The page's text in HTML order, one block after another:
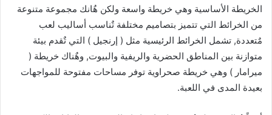
الخريطة الأساسية وهي خريطة واسعة ولكن هٌانك مجموعة متنوعة
من الخرائط التي تتميز بتصاميم مختلفة تٌناسب أساليب لعب
مٌتعددة, تشمل الخرائط الرئيسية مثل ( إرنجيل ) التي تٌقدم بيئة
متوازنة بين المناطق الحضرية والريفية والبيوت, وهٌناك خريطة (
ميرامار ) وهي خريطة صحراوية توفر مساحات مفتوحة للمواجهات
بعيدة المدى في اللعبة.